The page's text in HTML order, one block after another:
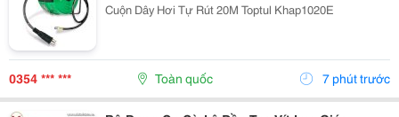
Cuộn Dây Hơi Tự Rút 20M Toptul Khap1020E
0354 *** *** Toàn quốc 7 phút trước